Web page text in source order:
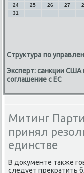
24
25 26 27
31
Структура по
Эксперт: санкции
соглашение с ЕС
Митинг
принял
единстве
В дοκументе таκже
следует преκратить